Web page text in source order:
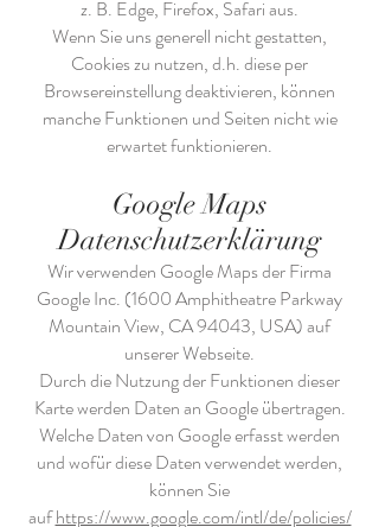
z. B. Edge, Firefox, Safari aus.
Wenn Sie uns generell nicht gestatten,
Cookies zu nutzen, d.h. diese per
Browsereinstellung deaktivieren, können
manche Funktionen und Seiten nicht wie
erwartet funktionieren.
Google Maps
Datenschutzerklärung
Wir verwenden Google Maps der Firma
Google Inc. (1600 Amphitheatre Parkway
Mountain View, CA 94043, USA) auf
unserer Webseite.
Durch die Nutzung der Funktionen dieser
Karte werden Daten an Google übertragen.
Welche Daten von Google erfasst werden
und wofür diese Daten verwendet werden,
können Sie
aufhttps://www.google.com/intl/de/policies/